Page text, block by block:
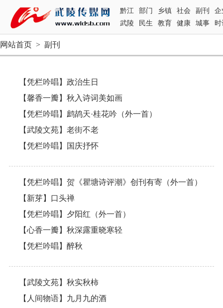
黔江 部门 乡镇 社会 副刊
企
武陵
民生 教育 健康 城事 时
网站首页 > 副刊
【凭栏吟唱】政治生日
【馨香一瓣】秋入诗词美如画
【凭栏吟唱】鹧鸪天·桂花吟（外一首）
【武陵文苑】老街不老
【凭栏吟唱】国庆抒怀
【凭栏吟唱】贺《瞿塘诗评潮》创刊有寄（外一首）
【新芽】口头禅
【凭栏吟唱】夕阳红（外一首）
【心香一瓣】秋深露重晓寒轻
【凭栏吟唱】醉秋
【武陵文苑】秋实秋柿
【人间物语】九月九的酒